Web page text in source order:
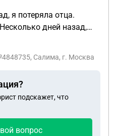
дней назад,
участки нет.
Если да,
не
Салима, г. Москва
подскажет, что
вопрос